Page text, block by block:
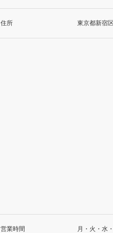
住所 東京都新宿
営業時間
月・火・水